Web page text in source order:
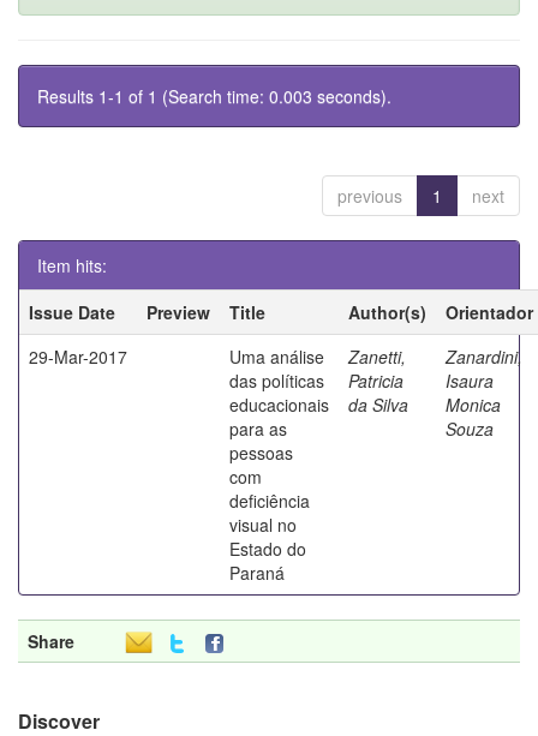
Results 1-1 of 1 (Search time: 0.003 seconds).
previous 1 next
Item hits:
Issue Date
Preview Title Author(s)
Orientador
29-Mar-2017
Uma análise
das políticas
educacionais
para as
pessoas
com
deficiência
visual no
Estado do
Paraná
Zanetti,
Patricia
da Silva
Zanardini,
Isaura
Monica
Souza
Share
Discover